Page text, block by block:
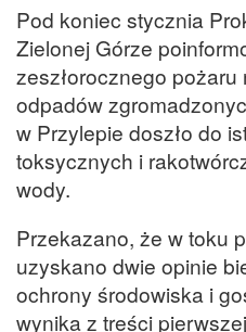
Pod koniec stycznia
Zielonej Górze
zeszłorocznego
odpadów
w Przylepie doszło do
toksycznych i
wody.
Przekazano, że w toku
uzyskano dwie opinie
ochrony środowiska i
wynika z treści